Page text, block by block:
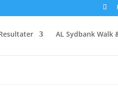
AL Sydbank Walk